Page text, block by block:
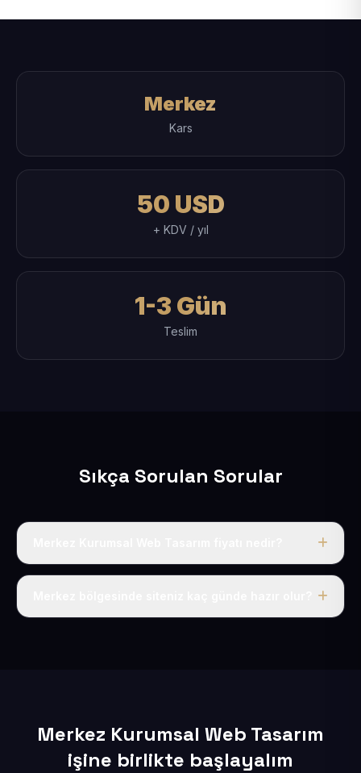
Merkez
Kars
50 USD
+ KDV / yıl
1-3 Gün
Teslim
Sıkça Sorulan Sorular
Tek fiyat uygulanır: yıllık 50 USD + KDV. Bu bedele alan
Merkez Kurumsal Web Tasarım
işine birlikte başlayalım